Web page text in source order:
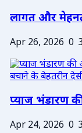
लागत और
Apr 26, 2026 0
प्याज भंडारण
Apr 24, 2026 0